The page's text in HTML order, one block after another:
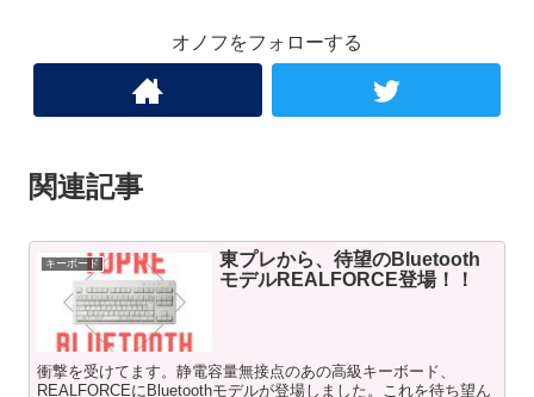
オノフをフォローする
関連記事
キーボード
東プレから、待望のBluetooth
モデルREALFORCE登場！！
衝撃を受けてます。静電容量無接点のあの高級キーボード、
REALFORCEにBluetoothモデルが登場しました。これを待ち望ん